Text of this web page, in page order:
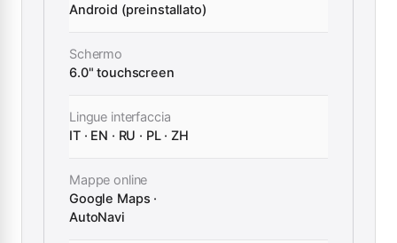
Android (preinstallato)
Schermo
6.0" touchscreen
Lingue interfaccia
IT · EN · RU · PL · ZH
Mappe online
Google Maps ·
AutoNavi